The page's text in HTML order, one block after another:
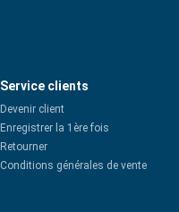
Service clients
Devenir client
Enregistrer la 1ère fois
Retourner
Conditions générales de vente